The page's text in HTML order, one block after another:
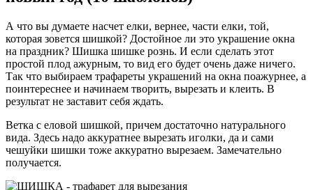
А что вы думаете насчет елки, вернее, части елки, той,
которая зовется шишкой? Достойное ли это украшение окна
на праздник? Шишка шишке рознь. И если сделать этот
простой плод ажурным, то вид его будет очень даже ничего.
Так что выбираем трафареты украшений на окна поажурнее, а
поинтереснее и начинаем творить, вырезать и клеить. В
результат не заставит себя ждать.
Ветка с еловой шишкой, причем достаточно натурального
вида. Здесь надо аккуратнее вырезать иголки, да и сами
чешуйки шишки тоже аккуратно вырезаем. Замечательно
получается.